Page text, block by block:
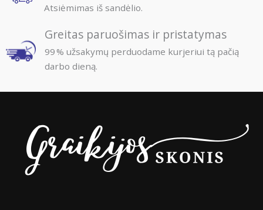
Atsiėmimas iš sandėlio.
Greitas paruošimas ir pristatymas
99 % užsakymų perduodame kurjeriui tą pačią
darbo dieną.